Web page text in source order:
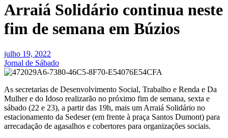
Arraiá Solidário continua neste
fim de semana em Búzios
julho 19, 2022
Jornal de Sábado
As secretarias de Desenvolvimento Social, Trabalho e Renda e Da
Mulher e do Idoso realizarão no próximo fim de semana, sexta e
sábado (22 e 23), a partir das 19h, mais um Arraiá Solidário no
estacionamento da Sedeser (em frente à praça Santos Dumont) para
arrecadação de agasalhos e cobertores para organizações sociais.